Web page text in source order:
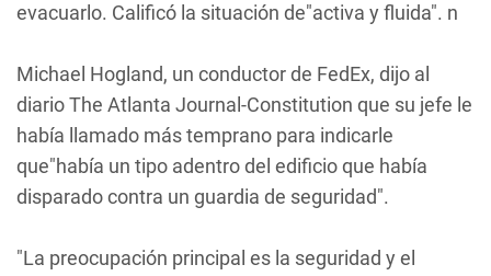
evacuarlo. Calificó la situación de"activa y fluida". n
Michael Hogland, un conductor de FedEx, dijo al
diario The Atlanta Journal-Constitution que su jefe le
había llamado más temprano para indicarle
que"había un tipo adentro del edificio que había
disparado contra un guardia de seguridad".
"La preocupación principal es la seguridad y el